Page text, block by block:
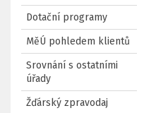
Dotační programy
MěÚ pohledem klientů
Srovnání s ostatními
úřady
Žďárský zpravodaj